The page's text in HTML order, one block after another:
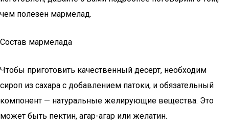
чем полезен мармелад.
Состав мармелада
Чтобы приготовить качественный десерт, необходим
сироп из сахара с добавлением патоки, и обязательный
компонент — натуральные желирующие вещества. Это
может быть пектин, агар-агар или желатин.